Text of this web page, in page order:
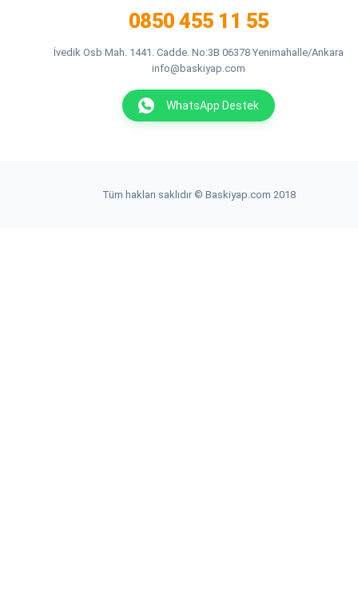
0850 455 11 55
İvedik Osb Mah. 1441. Cadde. No:3B 06378 Yenimahalle/Ankara
info@baskiyap.com
WhatsApp Destek
Tüm hakları saklıdır © Baskiyap.com 2018